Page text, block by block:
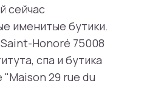
сейчас
именитые бутики.
Honoré 75008
спа и бутика
29 rue du